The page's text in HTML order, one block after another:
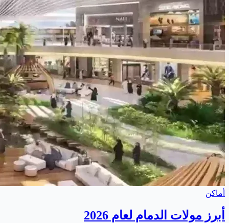
أماكن
أبرز مولات الدمام لعام 2026